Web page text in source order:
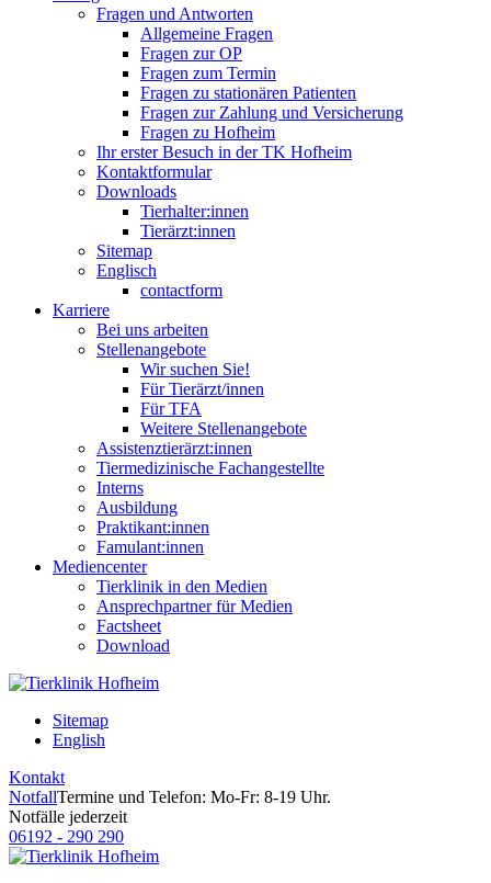
Fragen und Antworten
Allgemeine Fragen
Fragen zur OP
Fragen zum Termin
Fragen zu stationären Patienten
Fragen zur Zahlung und Versicherung
Fragen zu Hofheim
Ihr erster Besuch in der TK Hofheim
Kontaktformular
Downloads
Tierhalter:innen
Tierärzt:innen
Sitemap
Englisch
contactform
Karriere
Bei uns arbeiten
Stellenangebote
Wir suchen Sie!
Für Tierärzt/innen
Für TFA
Weitere Stellenangebote
Assistenztierärzt:innen
Tiermedizinische Fachangestellte
Interns
Ausbildung
Praktikant:innen
Famulant:innen
Mediencenter
Tierklinik in den Medien
Ansprechpartner für Medien
Factsheet
Download
Sitemap
English
Kontakt
NotfallTermine und Telefon: Mo-Fr: 8-19 Uhr.
Notfälle jederzeit
06192 - 290 290